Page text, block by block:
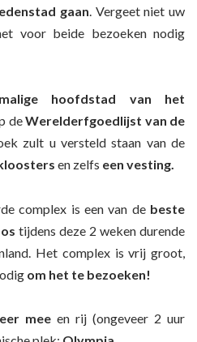
gaan. Vergeet niet uw
voor beide bezoeken nodig
hoofdstad van het
deWerelderfgoedlijst van de
zult u versteld staan van de
en zelfs een vesting.
complex is een van de beste
tijdens deze 2 weken durende
Het complex is vrij groot,
om het te bezoeken!
mee en rij (ongeveer 2 uur